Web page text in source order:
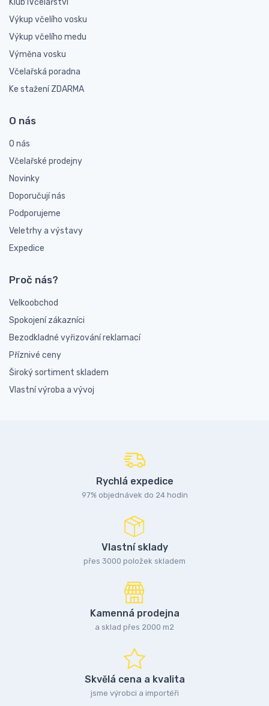
Klub iVčelařství
Výkup včelího vosku
Výkup včelího medu
Výměna vosku
Včelařská poradna
Ke stažení ZDARMA
O nás
O nás
Včelařské prodejny
Novinky
Doporučují nás
Podporujeme
Veletrhy a výstavy
Expedice
Proč nás?
Velkoobchod
Spokojení zákazníci
Bezodkladné vyřizování reklamací
Příznivé ceny
Široký sortiment skladem
Vlastní výroba a vývoj
Rychlá expedice
97% objednávek do 24 hodin
Vlastní sklady
přes 3000 položek skladem
Kamenná prodejna
a sklad přes 2000 m2
Skvělá cena a kvalita
jsme výrobci a importéři